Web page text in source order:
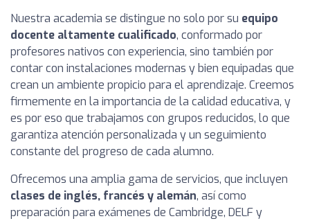
Nuestra academia se distingue no solo por su equipo
docente altamente cualificado, conformado por
profesores nativos con experiencia, sino también por
contar con instalaciones modernas y bien equipadas que
crean un ambiente propicio para el aprendizaje. Creemos
firmemente en la importancia de la calidad educativa, y
es por eso que trabajamos con grupos reducidos, lo que
garantiza atención personalizada y un seguimiento
constante del progreso de cada alumno.
Ofrecemos una amplia gama de servicios, que incluyen
clases de inglés, francés y alemán, así como
preparación para exámenes de Cambridge, DELF y